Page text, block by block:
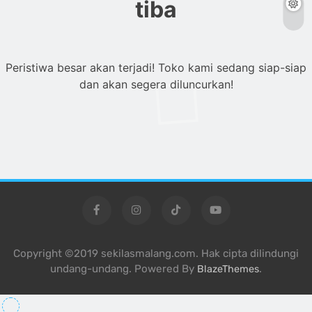
tiba
Peristiwa besar akan terjadi! Toko kami sedang siap-siap
dan akan segera diluncurkan!
Copyright ©2019 sekilasmalang.com. Hak cipta dilindungi
undang-undang. Powered By BlazeThemes.